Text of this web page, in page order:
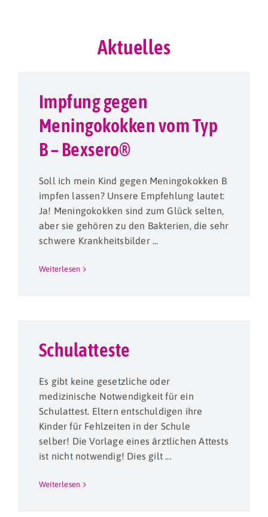
Aktuelles
Impfung gegen
Meningokokken vom Typ
B – Bexsero®
Soll ich mein Kind gegen Meningokokken B
impfen lassen? Unsere Empfehlung lautet:
Ja! Meningokokken sind zum Glück selten,
aber sie gehören zu den Bakterien, die sehr
schwere Krankheitsbilder ...
Weiterlesen
Schulatteste
Es gibt keine gesetzliche oder
medizinische Notwendigkeit für ein
Schulattest. Eltern entschuldigen ihre
Kinder für Fehlzeiten in der Schule
selber! Die Vorlage eines ärztlichen Attests
ist nicht notwendig! Dies gilt ...
Weiterlesen